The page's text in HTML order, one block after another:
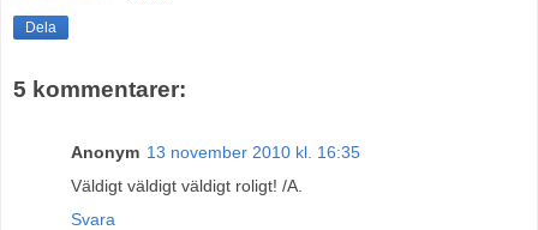
Dela
5 kommentarer:
Anonym 13 november 2010 kl. 16:35
Väldigt väldigt väldigt roligt! /A.
Svara